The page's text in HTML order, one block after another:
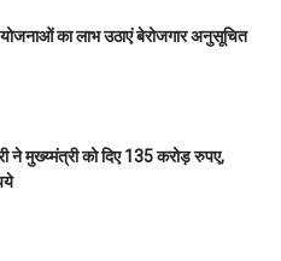
का लाभ उठाएं बेरोजगार अनुसूचित
ने मुख्य्मंत्री को दिए 135 करोड़ रुपए,